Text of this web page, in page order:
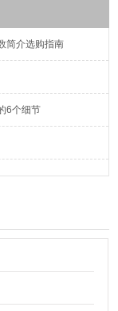
简介选购指南
6个细节